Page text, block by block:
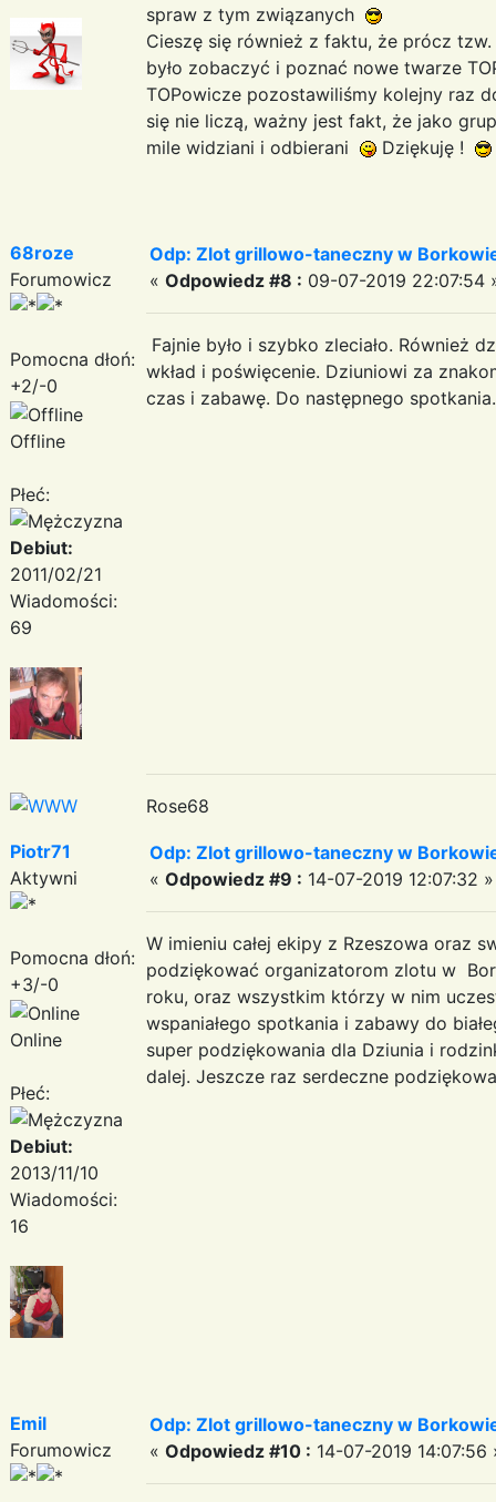
spraw z tym związanych
Cieszę się również z faktu, że prócz
było zobaczyć i poznać nowe twarze
TOPowicze pozostawiliśmy kolejny raz
się nie liczą, ważny jest fakt, że jako
mile widziani i odbierani
Dziękuję !
68roze
Forumowicz
Pomocna dłoń:
+2/-0
Offline
Płeć:
Debiut:
2011/02/21
Wiadomości:
69
Odp: Zlot grillowo-taneczny w
« Odpowiedz #8 : 09-07-2019 22:07:54
Fajnie było i szybko zleciało. Również
wkład i poświęcenie. Dziuniowi za
czas i zabawę. Do następnego
Rose68
Piotr71
Aktywni
Pomocna dłoń:
+3/-0
Online
Płeć:
Debiut:
2013/11/10
Wiadomości:
16
Odp: Zlot grillowo-taneczny w
« Odpowiedz #9 : 14-07-2019 12:07:32 »
W imieniu całej ekipy z Rzeszowa oraz
podziękować organizatorom zlotu w
roku, oraz wszystkim którzy w nim
wspaniałego spotkania i zabawy do
super podziękowania dla Dziunia i
dalej. Jeszcze raz serdeczne
Emil
Forumowicz
Odp: Zlot grillowo-taneczny w
« Odpowiedz #10 : 14-07-2019 14:07:56